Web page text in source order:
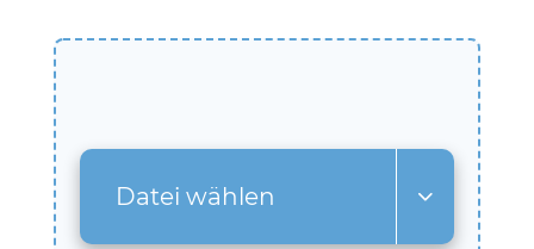
Datei wählen